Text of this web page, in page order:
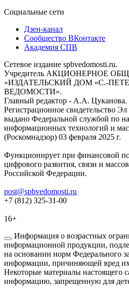
Социальные сети
Дзен-канал
Сообщество ВКонтакте
Академия СПВ
Сетевое издание spbvedomosti.ru.
Учредитель АКЦИОНЕРНОЕ
«ИЗДАТЕЛЬСКИЙ ДОМ «С.-
ВЕДОМОСТИ».
Главный редактор - А.А. Цуканова.
Регистрационное свидетельство
выдано Федеральной службой по
информационных технологий и
(Роскомнадзор) 03 февраля 2025 г.
Функционирует при финансовой
цифрового развития, связи и
Российской Федерации.
post@spbvedomosti.ru
+7 (812) 325-31-00
16+
Информация о возрастных
информационной продукции,
на основании норм Федерального
информации, причиняющей вред
Некоторые материалы настоящего
информацию, запрещенную для